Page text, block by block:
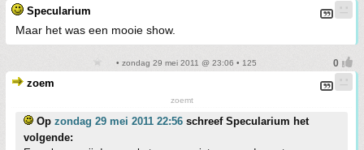
Specularium
Maar het was een mooie show.
• zondag 29 mei 2011 @ 23:06 • 125
zoem
zoemt
Op zondag 29 mei 2011 22:56 schreef Specularium het
volgende: